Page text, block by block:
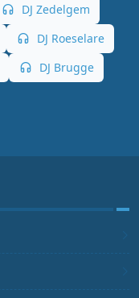
DJ Zedelgem
DJ Roeselare
DJ Brugge